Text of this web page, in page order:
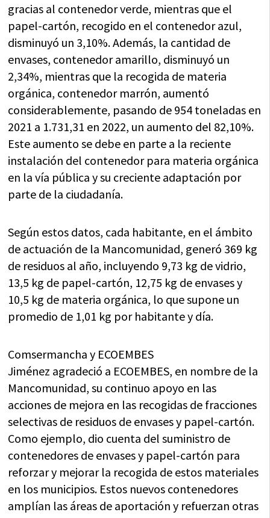
gracias al contenedor verde, mientras que el
papel-cartón, recogido en el contenedor azul,
disminuyó un 3,10%. Además, la cantidad de
envases, contenedor amarillo, disminuyó un
2,34%, mientras que la recogida de materia
orgánica, contenedor marrón, aumentó
considerablemente, pasando de 954 toneladas en
2021 a 1.731,31 en 2022, un aumento del 82,10%.
Este aumento se debe en parte a la reciente
instalación del contenedor para materia orgánica
en la vía pública y su creciente adaptación por
parte de la ciudadanía.
Según estos datos, cada habitante, en el ámbito
de actuación de la Mancomunidad, generó 369 kg
de residuos al año, incluyendo 9,73 kg de vidrio,
13,5 kg de papel-cartón, 12,75 kg de envases y
10,5 kg de materia orgánica, lo que supone un
promedio de 1,01 kg por habitante y día.
Comsermancha y ECOEMBES
Jiménez agradeció a ECOEMBES, en nombre de la
Mancomunidad, su continuo apoyo en las
acciones de mejora en las recogidas de fracciones
selectivas de residuos de envases y papel-cartón.
Como ejemplo, dio cuenta del suministro de
contenedores de envases y papel-cartón para
reforzar y mejorar la recogida de estos materiales
en los municipios. Estos nuevos contenedores
amplían las áreas de aportación y refuerzan otras